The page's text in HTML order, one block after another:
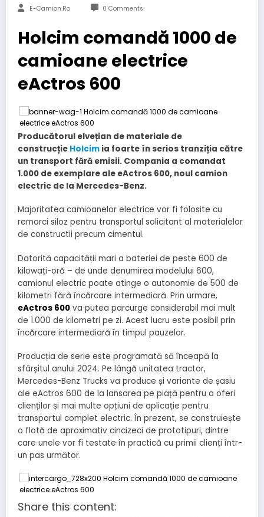
E-Camion.ro 0 Comments
Holcim comandă 1000 de
camioane electrice
eActros 600
Producătorul elvețian de materiale de
construcție Holcim ia foarte în serios tranziția către
un transport fără emisii. Compania a comandat
1.000 de exemplare ale eActros 600, noul camion
electric de la Mercedes-Benz.
Majoritatea camioanelor electrice vor fi folosite cu
remorci siloz pentru transportul solicitant al materialelor
de constructii precum cimentul.
Datorită capacității mari a bateriei de peste 600 de
kilowați-oră – de unde denumirea modelului 600,
camionul electric poate atinge o autonomie de 500 de
kilometri fără încărcare intermediară. Prin urmare,
eActros 600 va putea parcurge considerabil mai mult
de 1.000 de kilometri pe zi. Acest lucru este posibil prin
încărcare intermediară în timpul pauzelor.
Producția de serie este programată să înceapă la
sfârșitul anului 2024. Pe lângă unitatea tractor,
Mercedes-Benz Trucks va produce și variante de șasiu
ale eActros 600 de la lansarea pe piață pentru a oferi
clienților și mai multe opțiuni de aplicație pentru
transportul complet electric. În prezent, se construiește
o flotă de aproximativ cincizeci de prototipuri, dintre
care unele vor fi testate în practică cu primii clienți într-
un pas următor.
Share this content: